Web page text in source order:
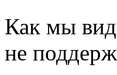
Как мы
не